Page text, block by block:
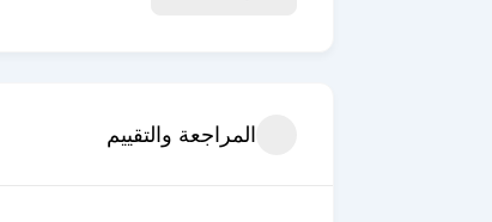
المراجعة والتقييم